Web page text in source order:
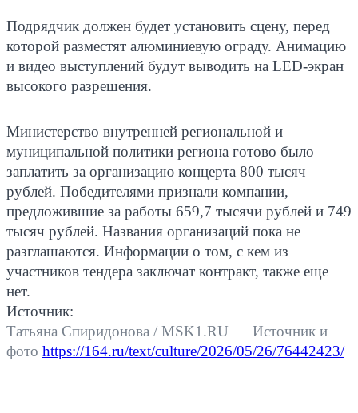
Подрядчик должен будет установить сцену, перед
которой разместят алюминиевую ограду. Анимацию
и видео выступлений будут выводить на LED-экран
высокого разрешения.
Министерство внутренней региональной и
муниципальной политики региона готово было
заплатить за организацию концерта 800 тысяч
рублей. Победителями признали компании,
предложившие за работы 659,7 тысячи рублей и 749
тысяч рублей. Названия организаций пока не
разглашаются. Информации о том, с кем из
участников тендера заключат контракт, также еще
нет.
Источник:
Татьяна Спиридонова / MSK1.RU Источник и
фото https://164.ru/text/culture/2026/05/26/76442423/